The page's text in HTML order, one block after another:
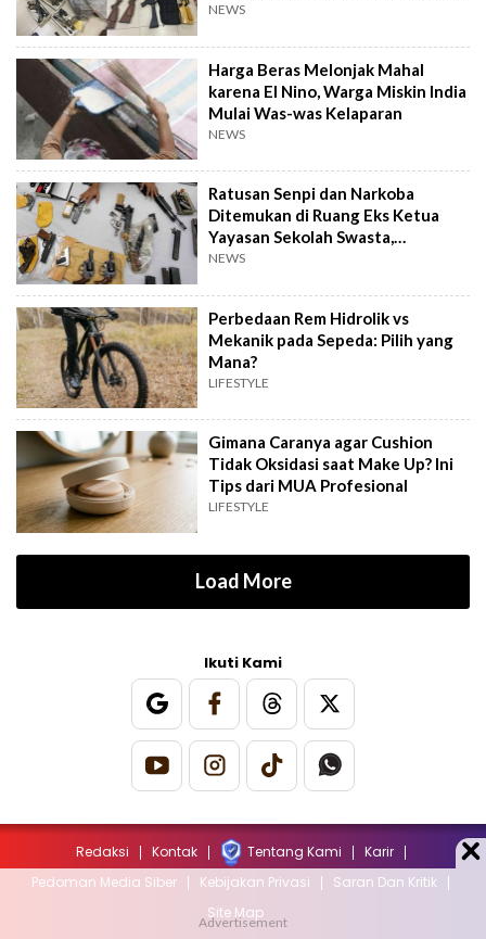
NEWS
Harga Beras Melonjak Mahal
karena El Nino, Warga Miskin India
Mulai Was-was Kelaparan
NEWS
Ratusan Senpi dan Narkoba
Ditemukan di Ruang Eks Ketua
Yayasan Sekolah Swasta,
Pengelola Buka Suara
NEWS
Perbedaan Rem Hidrolik vs
Mekanik pada Sepeda: Pilih yang
Mana?
LIFESTYLE
Gimana Caranya agar Cushion
Tidak Oksidasi saat Make Up? Ini
Tips dari MUA Profesional
LIFESTYLE
Load More
Ikuti Kami
Redaksi Kontak Tentang Kami
Karir
Pedoman Media Siber
Kebijakan Privasi
Saran Dan Kritik
Site Map